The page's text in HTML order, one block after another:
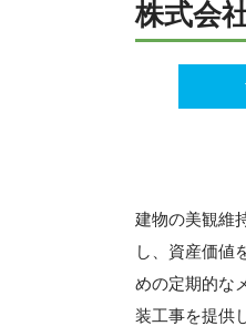
株式会
建物の美観維
し、資産価値
めの定期的な
装工事を提供